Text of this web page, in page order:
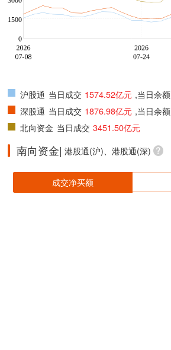
沪股通 当日成交 1574.52亿元 ,当日余额
深股通 当日成交 1876.98亿元 ,当日余额
北向资金 当日成交 3451.50亿元
南向资金| 港股通(沪)、港股通(深)
成交净买额